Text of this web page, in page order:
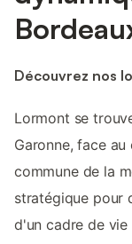
Découvrez nos
Lormont se
Garonne, face
commune de la
stratégique pour
d'un cadre de